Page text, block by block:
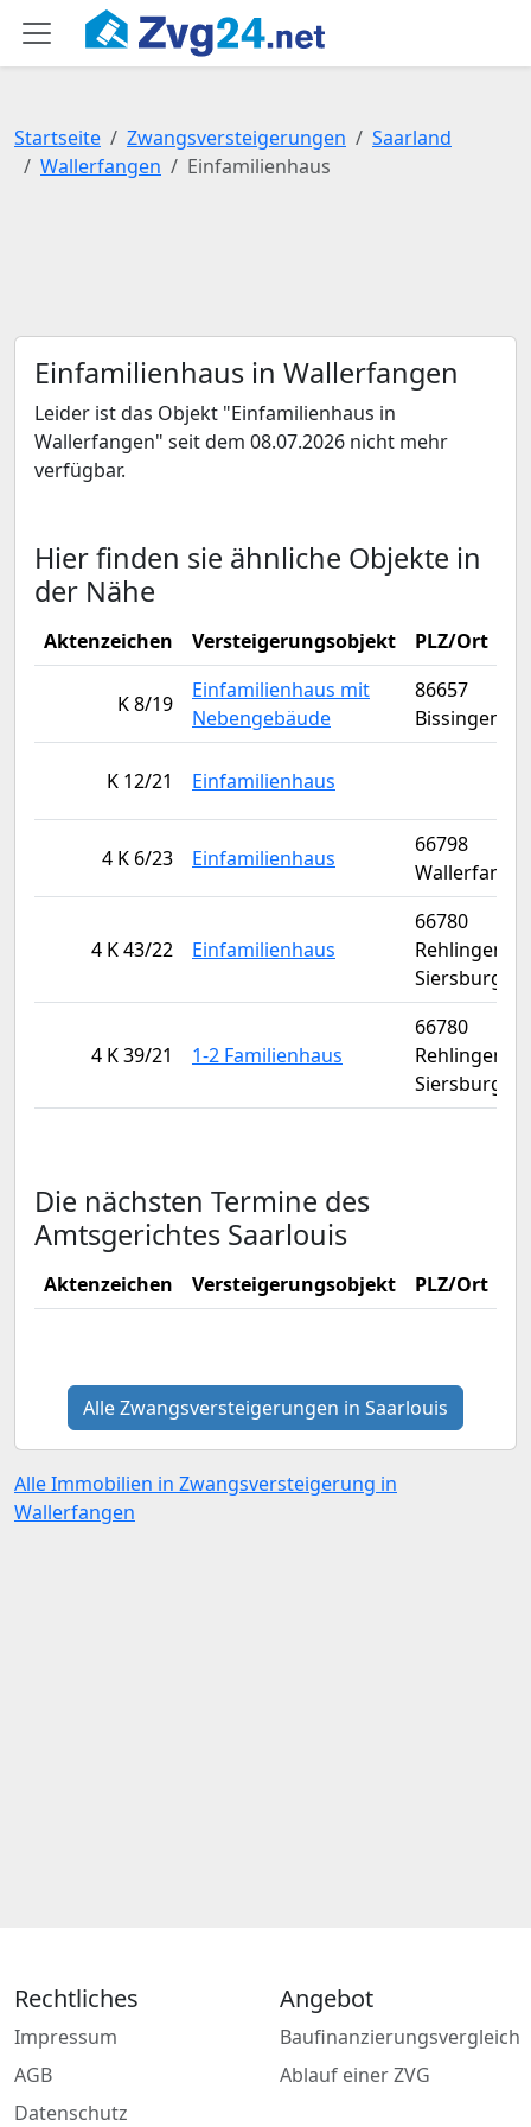
Startseite Zwangsversteigerungen
Saarland
Wallerfangen
Einfamilienhaus
Einfamilienhaus in Wallerfangen
Leider ist das Objekt "Einfamilienhaus in
Wallerfangen" seit dem 08.07.2026 nicht mehr
verfügbar.
Hier finden sie ähnliche Objekte in
der Nähe
Aktenzeichen Versteigerungsobjekt PLZ/Ort
K 8/19
Einfamilienhaus mit
Nebengebäude
86657
Bissingen
K 12/21 Einfamilienhaus
4 K 6/23 Einfamilienhaus
66798
4 K 43/22 Einfamilienhaus
66780
Rehlingen-
Siersburg
4 K 39/21 1-2 Familienhaus
66780
Rehlingen-
Siersburg
Die nächsten Termine des
Amtsgerichtes Saarlouis
Aktenzeichen Versteigerungsobjekt PLZ/Ort
Alle Zwangsversteigerungen in Saarlouis
Alle Immobilien in Zwangsversteigerung in
Wallerfangen
Rechtliches
Impressum
AGB
Datenschutz
Angebot
Baufinanzierungsvergleich
Ablauf einer ZVG